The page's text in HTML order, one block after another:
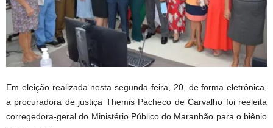
Em eleição realizada nesta segunda-feira, 20, de forma eletrônica,
a procuradora de justiça Themis Pacheco de Carvalho foi reeleita
corregedora-geral do Ministério Público do Maranhão para o biênio